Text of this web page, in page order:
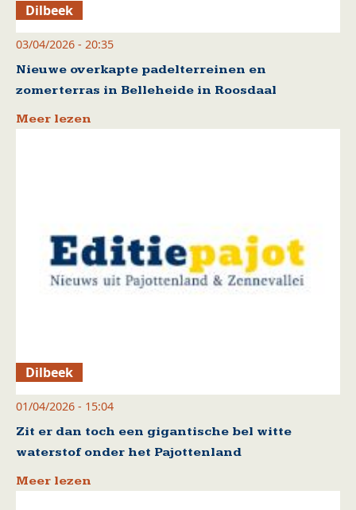
Dilbeek
03/04/2026 - 20:35
Nieuwe overkapte padelterreinen en
zomerterras in Belleheide in Roosdaal
Meer lezen
Dilbeek
01/04/2026 - 15:04
Zit er dan toch een gigantische bel witte
waterstof onder het Pajottenland
Meer lezen